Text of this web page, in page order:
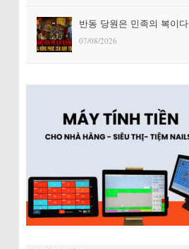
반동 당원은 민족의 복이다
07/08/2026